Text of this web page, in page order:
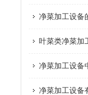
净菜加工设备
净菜加工设备